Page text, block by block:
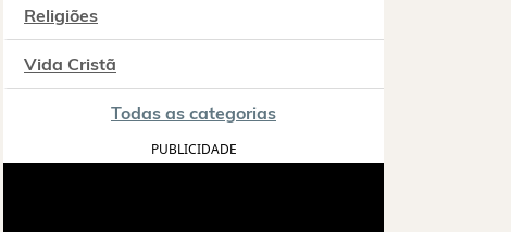
Religiões
Vida Cristã
Todas as categorias
PUBLICIDADE